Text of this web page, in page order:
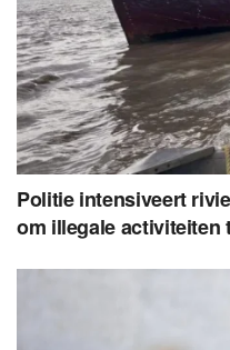
Politie intensiveert
om illegale activiteiten